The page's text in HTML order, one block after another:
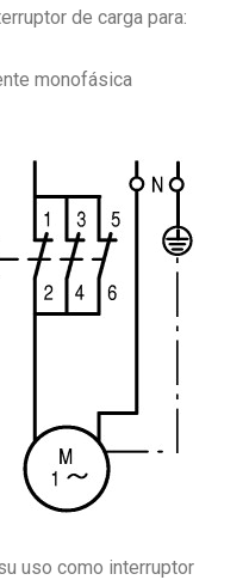
de carga para:
monofásica
uso como interruptor